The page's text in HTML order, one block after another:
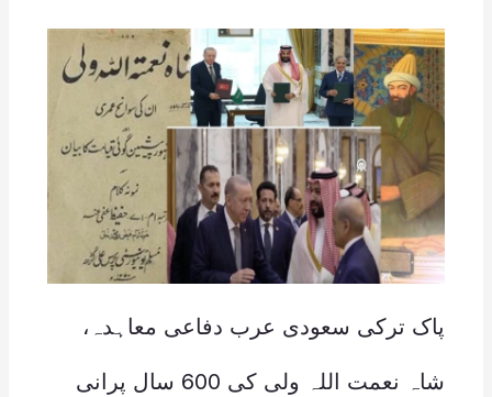
پاک ترکی سعودی عرب دفاعی معاہدہ،
شاہ نعمت اللہ ولی کی 600 سال پرانی